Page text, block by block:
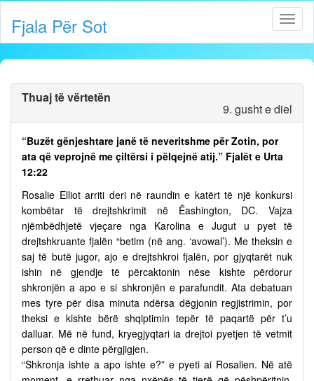
Fjala Për Sot
Thuaj të vërtetën
9. gusht e diel
“Buzët gënjeshtare janë të neveritshme për Zotin, por
ata që veprojnë me çiltërsi i pëlqejnë atij.” Fjalët e Urta
12:22
Rosalie Elliot arriti deri në raundin e katërt të një konkursi
kombëtar të drejtshkrimit në Ëashington, DC. Vajza
njëmbëdhjetë vjeçare nga Karolina e Jugut u pyet të
drejtshkruante fjalën “betim (në ang. ‘avowal’). Me theksin e
saj të butë jugor, ajo e drejtshkroi fjalën, por gjyqtarët nuk
ishin në gjendje të përcaktonin nëse kishte përdorur
shkronjën a apo e si shkronjën e parafundit. Ata debatuan
mes tyre për disa minuta ndërsa dëgjonin regjistrimin, por
theksi e kishte bërë shqiptimin tepër të paqartë për t’u
dalluar. Më në fund, kryegjyqtari ia drejtoi pyetjen të vetmit
person që e dinte përgjigjen.
“Shkronja ishte a apo ishte e?” e pyeti ai Rosalien. Në atë